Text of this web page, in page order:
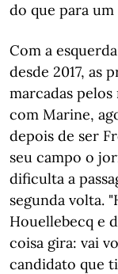
do que para
Com a
desde 2017, as
marcadas
com Marine,
depois de ser
seu campo o
dificulta a
segunda volta.
Houellebecq e
coisa gira: vai
candidato que